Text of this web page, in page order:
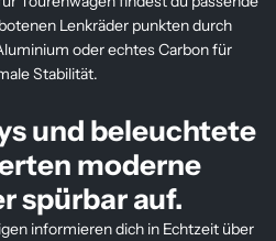
Lenkräder punkten durch
oder echtes Carbon für
Stabilität.
und beleuchtete
moderne
spürbar auf.
informieren dich in Echtzeit über